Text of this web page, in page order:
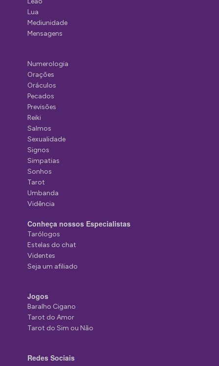
Lua
Mediunidade
Mensagens
Numerologia
Orações
Oráculos
Pecados
Previsões
Reiki
Salmos
Sexualidade
Signos
Simpatias
Sonhos
Tarot
Umbanda
Vidência
Conheça nossos Especialistas
Tarólogos
Estelas do chat
Videntes
Seja um afiliado
Jogos
Baralho Cigano
Tarot do Amor
Tarot do Sim ou Não
Redes Sociais